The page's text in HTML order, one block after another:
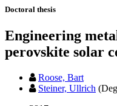
Doctoral thesis
Engineering
perovskite solar
Roose, Bart
Steiner, Ullrich